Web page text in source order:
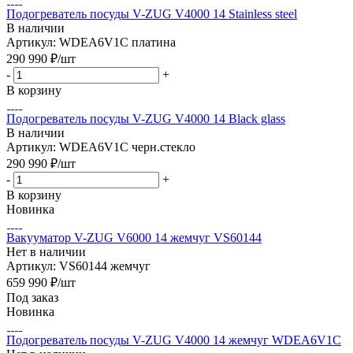
Подогреватель посуды V-ZUG V4000 14 Stainless steel
В наличии
Артикул: WDEA6V1C платина
290 990 ₽/шт
-
+
В корзину
Подогреватель посуды V-ZUG V4000 14 Black glass
В наличии
Артикул: WDEA6V1C черн.стекло
290 990 ₽/шт
-
+
В корзину
Новинка
Вакууматор V-ZUG V6000 14 жемчуг VS60144
Нет в наличии
Артикул: VS60144 жемчуг
659 990 ₽/шт
Под заказ
Новинка
Подогреватель посуды V-ZUG V4000 14 жемчуг WDEA6V1C